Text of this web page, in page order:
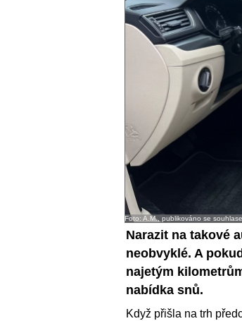
Foto: A.M., publikováno se
Narazit na takové
neobvyklé. A
najetým
nabídka snů.
Když přišla na trh